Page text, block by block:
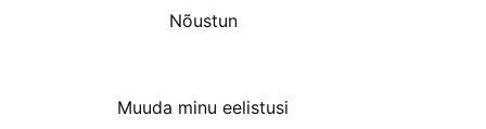
Nõustun
Muuda minu eelistusi